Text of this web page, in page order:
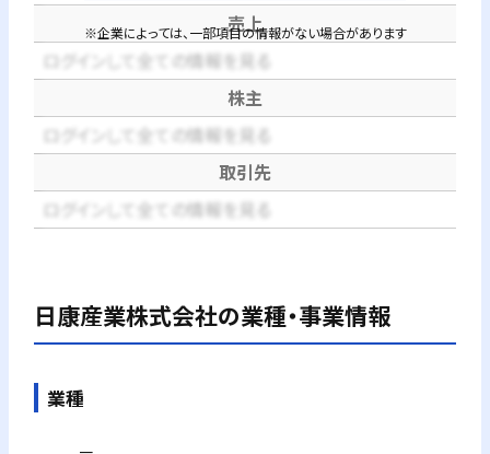
売上
ログインして全ての情報を見る
株主
ログインして全ての情報を見る
取引先
ログインして全ての情報を見る
※企業によっては、一部項目の情報がない場合があります
日康産業株式会社の業種・事業情報
業種